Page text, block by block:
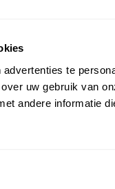
te
uw gebruik van
andere informatie